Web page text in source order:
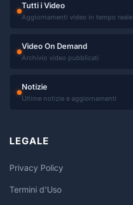
Tutti i Video
Aggiornamenti video in tempo reale
Video On Demand
Archivio video pubblicati
Notizie
Ultime notizie e aggiornamenti
LEGALE
Privacy Policy
Termini d'Uso